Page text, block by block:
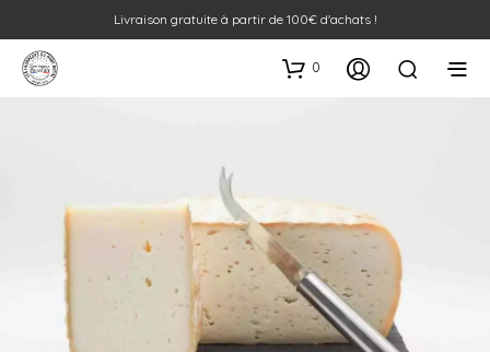
Livraison gratuite à partir de 100€ d'achats !
0